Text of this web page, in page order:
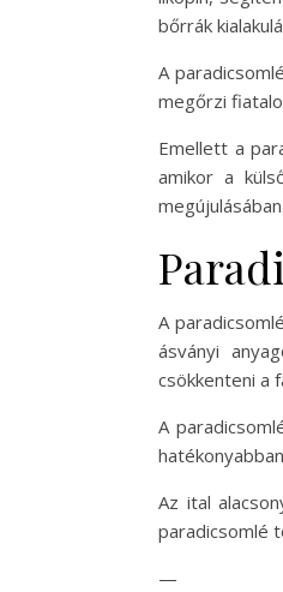
bőrrák
A
megőrzi
Emellett a
amikor a
megújulásában.
A
ásványi
csökkenteni a
A
Az ital
paradicsomlé
—